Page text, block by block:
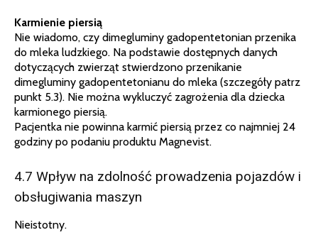
Karmienie piersią
Nie wiadomo, czy dimegluminy gadopentetonian przenika
do mleka ludzkiego. Na podstawie dostępnych danych
dotyczących zwierząt stwierdzono przenikanie
dimegluminy gadopentetonianu do mleka (szczegóły patrz
punkt 5.3). Nie można wykluczyć zagrożenia dla dziecka
karmionego piersią.
Pacjentka nie powinna karmić piersią przez co najmniej 24
godziny po podaniu produktu Magnevist.
4.7 Wpływ na zdolność prowadzenia pojazdów i
obsługiwania maszyn
Nieistotny.